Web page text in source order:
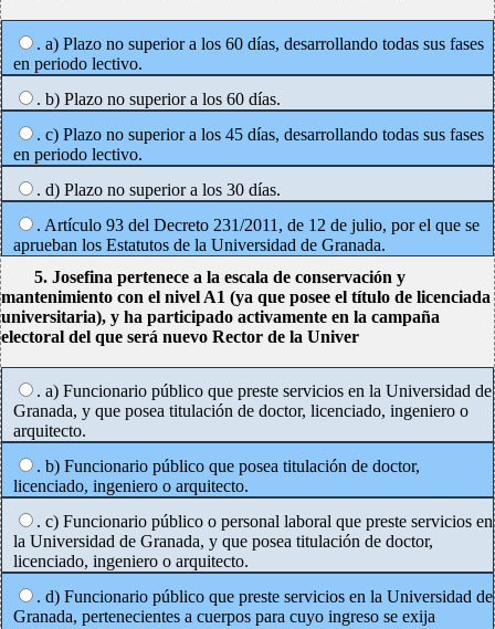
. a) Plazo no superior a los 60 días, desarrollando todas sus fases
en periodo lectivo.
. b) Plazo no superior a los 60 días.
. c) Plazo no superior a los 45 días, desarrollando todas sus fases
en periodo lectivo.
. d) Plazo no superior a los 30 días.
. Artículo 93 del Decreto 231/2011, de 12 de julio, por el que se
aprueban los Estatutos de la Universidad de Granada.
5. Josefina pertenece a la escala de conservación y
mantenimiento con el nivel A1 (ya que posee el título de licenciada
universitaria), y ha participado activamente en la campaña
electoral del que será nuevo Rector de la Univer
. a) Funcionario público que preste servicios en la Universidad de
Granada, y que posea titulación de doctor, licenciado, ingeniero o
arquitecto.
. b) Funcionario público que posea titulación de doctor,
licenciado, ingeniero o arquitecto.
. c) Funcionario público o personal laboral que preste servicios en
la Universidad de Granada, y que posea titulación de doctor,
licenciado, ingeniero o arquitecto.
. d) Funcionario público que preste servicios en la Universidad de
Granada, pertenecientes a cuerpos para cuyo ingreso se exija